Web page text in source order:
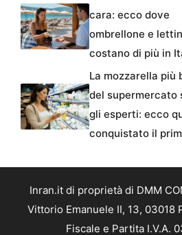
cara: ecco dove
ombrellone e
costano di più in
La mozzarella più
del supermercato
gli esperti: ecco
conquistato il
Inran.it di proprietà di DMM
Vittorio Emanuele II, 13, 03018
Fiscale e Partita I.V.A.